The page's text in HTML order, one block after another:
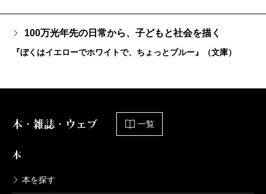
100万光年先の日常から、子どもと社会を描く
『ぼくはイエローでホワイトで、ちょっとブルー』（文庫）
本・雑誌・ウェブ 一覧
本
本を探す